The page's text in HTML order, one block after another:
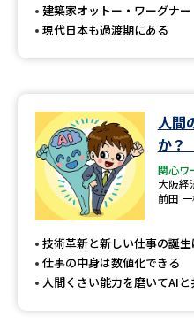
学問発見
学問のミニ講義「夢ナビ講義」
学問の教科書
Ｑ＆Ａ よくあるご質問
建築家オットー・ワーグナー
現代日本も過渡期にある
人間
か？
関心ワ
大阪経
前田
技術革新と新しい仕事の誕
仕事の中身は数値化できる
人間くさい能力を磨いてAIと